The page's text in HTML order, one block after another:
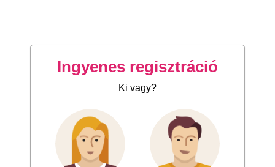
Ingyenes regisztráció
Ki vagy?